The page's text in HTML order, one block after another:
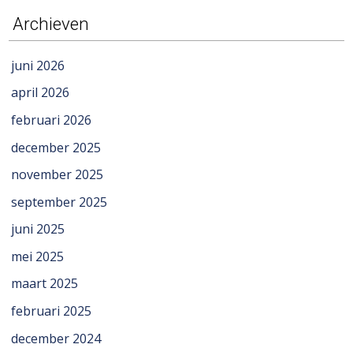
Archieven
juni 2026
april 2026
februari 2026
december 2025
november 2025
september 2025
juni 2025
mei 2025
maart 2025
februari 2025
december 2024